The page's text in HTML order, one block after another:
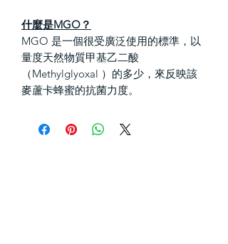
什麼是MGO？
MGO 是一個很受廣泛使用的標準，以
量度天然物質甲基乙二酸
（Methylglyoxal ）的多少，來反映該
麥蘆卡蜂蜜的抗菌力度。